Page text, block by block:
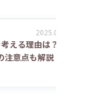
2025.06.02
える理由は？悩
注意点も解説